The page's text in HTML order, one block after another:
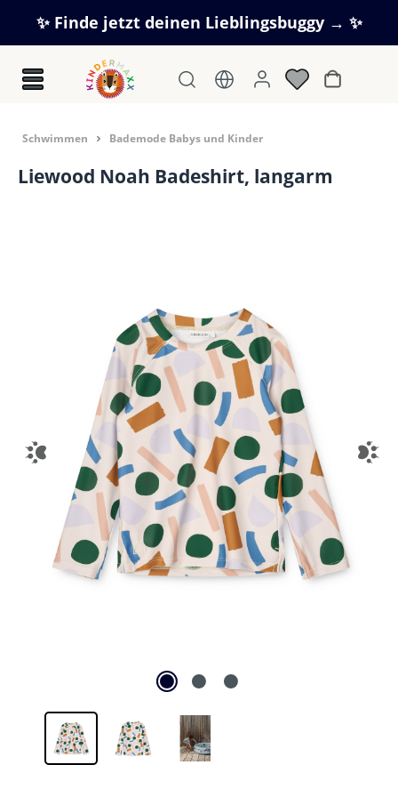
Zum Hauptinhalt springen
✨ Finde jetzt deinen Lieblingsbuggy → ✨
Schwimmen Bademode Babys und Kinder
Liewood Noah Badeshirt, langarm